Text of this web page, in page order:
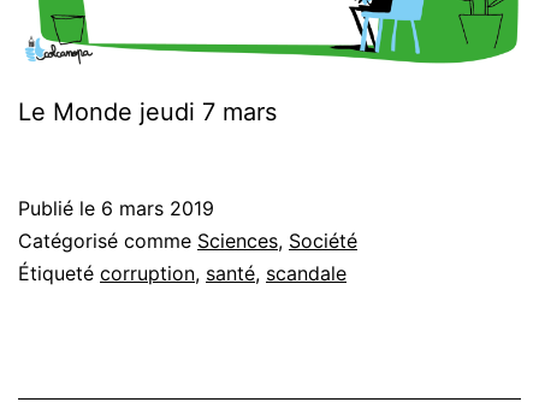
Le Monde jeudi 7 mars
Publié le 6 mars 2019
Catégorisé comme Sciences, Société
Étiqueté corruption, santé, scandale